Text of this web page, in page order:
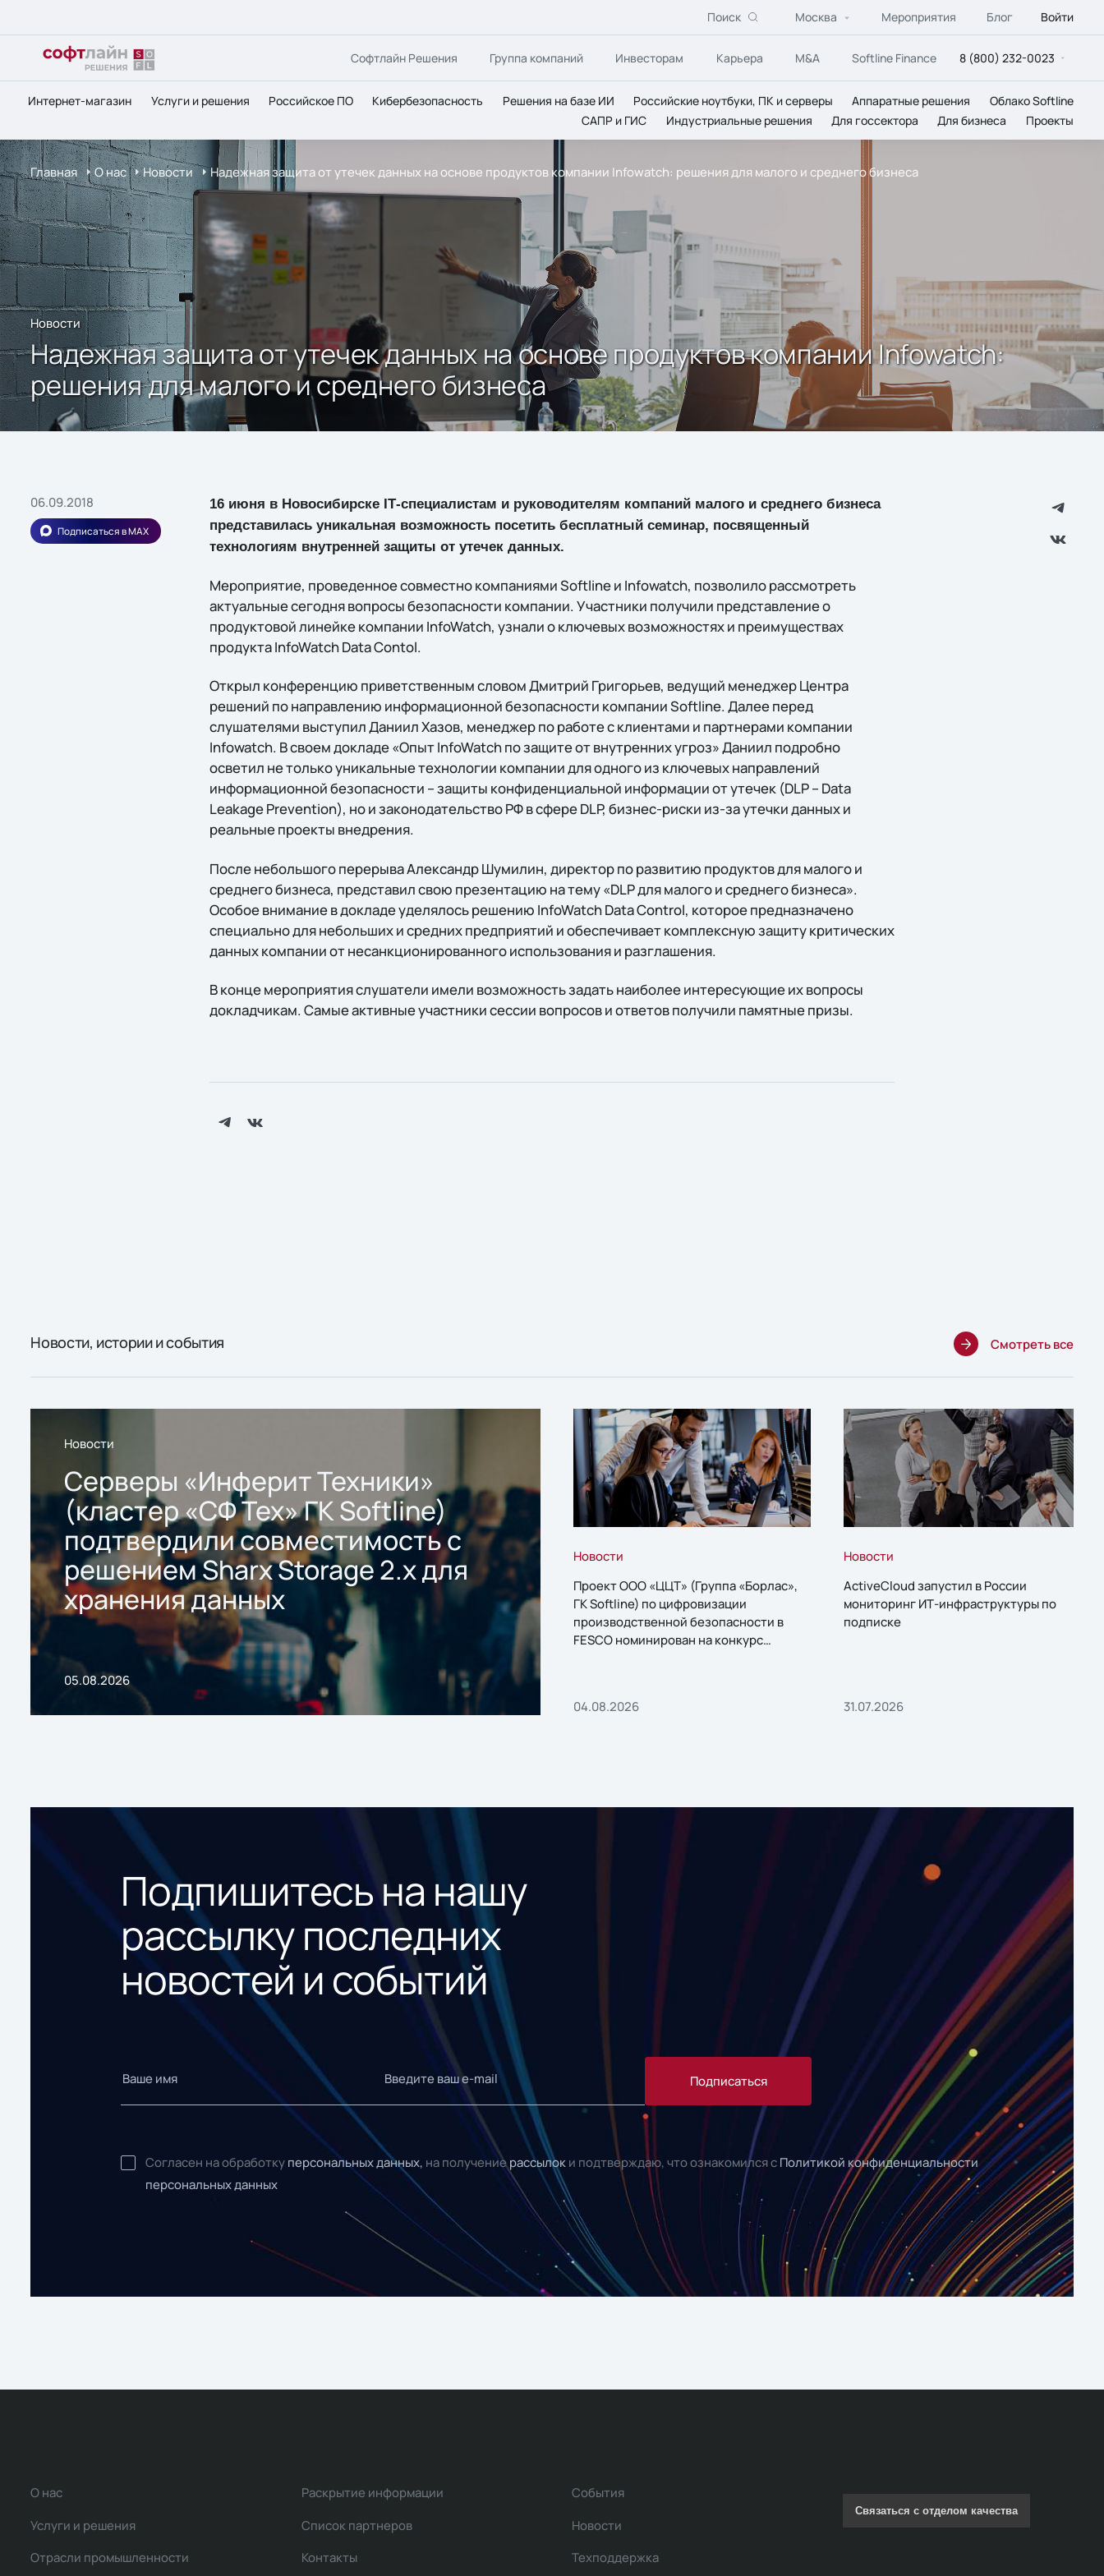
Поиск Москва Мероприятия Блог Войти
Софтлайн Решения Группа компаний Инвесторам Карьера M&A Softline Finance 8 (800) 232-0023
Интернет-магазин Услуги и решения Российское ПО Кибербезопасность Решения на базе ИИ Российские ноутбуки, ПК и серверы Аппаратные решения
Облако Softline
САПР и ГИС
Индустриальные решения Для госсектора Для бизнеса Проекты
Главная О нас Новости Надежная защита от утечек данных на основе продуктов компании Infowatch: решения для малого и среднего бизнеса
Новости
Надежная защита от утечек данных на основе продуктов компании Infowatch:
решения для малого и среднего бизнеса
06.09.2018
Подписаться в MAX
16 июня в Новосибирске IТ-специалистам и руководителям компаний малого и среднего бизнеса
представилась уникальная возможность посетить бесплатный семинар, посвященный
технологиям внутренней защиты от утечек данных.
Мероприятие, проведенное совместно компаниями Softline и Infowatch, позволило рассмотреть
актуальные сегодня вопросы безопасности компании. Участники получили представление о
продуктовой линейке компании InfoWatch, узнали о ключевых возможностях и преимуществах
продукта InfoWatch Data Contol.
Открыл конференцию приветственным словом Дмитрий Григорьев, ведущий менеджер Центра
решений по направлению информационной безопасности компании Softline. Далее перед
слушателями выступил Даниил Хазов, менеджер по работе с клиентами и партнерами компании
Infowatch. В своем докладе «Опыт InfoWatch по защите от внутренних угроз» Даниил подробно
осветил не только уникальные технологии компании для одного из ключевых направлений
информационной безопасности – защиты конфиденциальной информации от утечек (DLP – Data
Leakage Prevention), но и законодательство РФ в сфере DLP, бизнес-риски из-за утечки данных и
реальные проекты внедрения.
После небольшого перерыва Александр Шумилин, директор по развитию продуктов для малого и
среднего бизнеса, представил свою презентацию на тему «DLP для малого и среднего бизнеса».
Особое внимание в докладе уделялось решению InfoWatch Data Control, которое предназначено
специально для небольших и средних предприятий и обеспечивает комплексную защиту критических
данных компании от несанкционированного использования и разглашения.
В конце мероприятия слушатели имели возможность задать наиболее интересующие их вопросы
докладчикам. Самые активные участники сессии вопросов и ответов получили памятные призы.
Новости, истории и события Смотреть все
Новости
Серверы «Инферит Техники»
(кластер «СФ Тех» ГК Softline)
подтвердили совместимость с
решением Sharx Storage 2.x для
хранения данных
05.08.2026
Новости
Проект ООО «ЦЦТ» (Группа «Борлас»,
ГК Softline) по цифровизации
производственной безопасности в
FESCO номинирован на конкурс
04.08.2026
Новости
ActiveCloud запустил в России
мониторинг ИТ-инфраструктуры по
подписке
31.07.2026
Подпишитесь на нашу
рассылку последних
новостей и событий
Подписаться
Согласен на обработку персональных данных, на получениерассылок и подтверждаю, что ознакомился с Политикой конфиденциальности
персональных данных
О нас
Услуги и решения
Отрасли промышленности
Раскрытие информации
Список партнеров
Контакты
События
Новости
Техподдержка
Связаться с отделом качества